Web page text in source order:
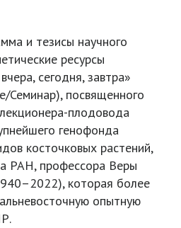
и тезисы научного
ресурсы
сегодня, завтра»
Семинар), посвященного
плодовода
генофонда
косточковых растений,
РАН, профессора Веры
которая более
опытную